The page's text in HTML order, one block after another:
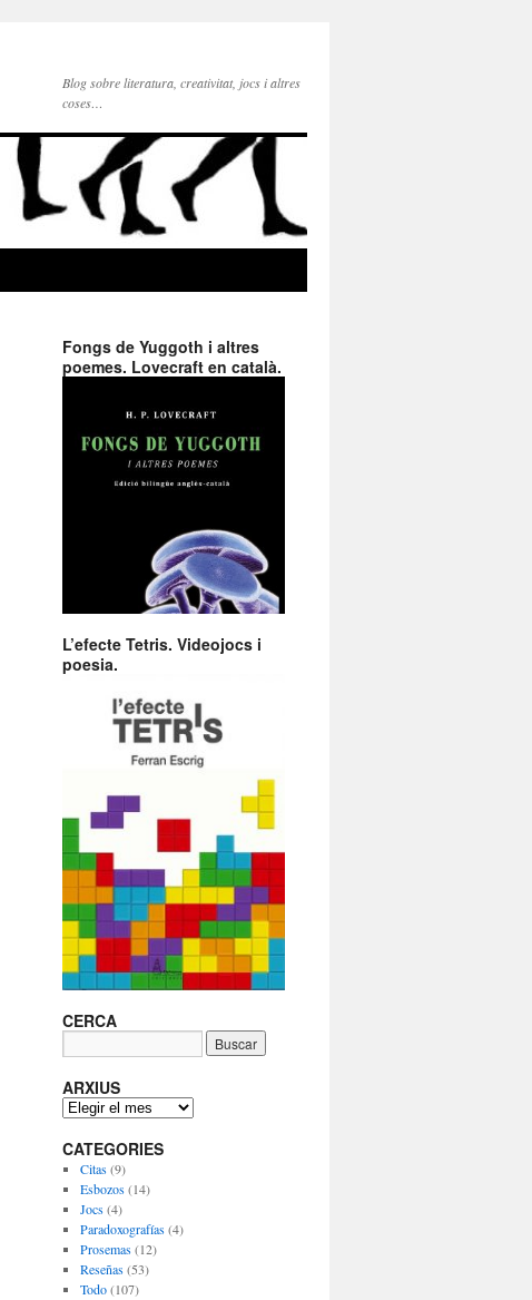
Blog sobre literatura, creativitat, jocs i altres
coses…
Fongs de Yuggoth i altres
poemes. Lovecraft en català.
L’efecte Tetris. Videojocs i
poesia.
CERCA
ARXIUS
A
X
I
U
S
CATEGORIES
Citas(9)
Esbozos(14)
Jocs(4)
Paradoxografías(4)
Prosemas(12)
Reseñas(53)
Todo(107)